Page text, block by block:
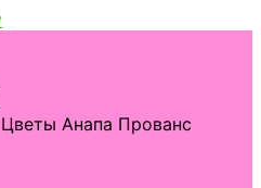
Цветы Анапа Прованс